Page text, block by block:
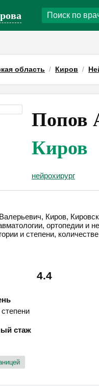
область Киров
Попов
Киров
нейрохирург
Киров,
ортопедии и
и степени,
4.4
стаж